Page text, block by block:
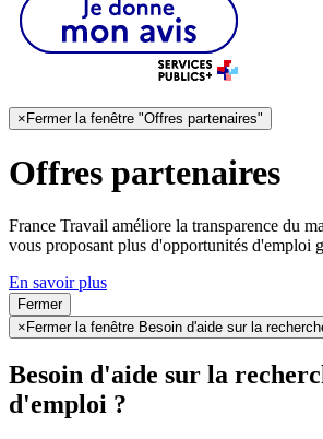
×Fermer la fenêtre "Offres partenaires"
Offres partenaires
France Travail améliore la transparence du
vous proposant plus d'opportunités d'emploi
En savoir plus
Fermer
× Fermer la fenêtre Besoin d'aide sur la
Besoin d'aide sur la
d'emploi ?